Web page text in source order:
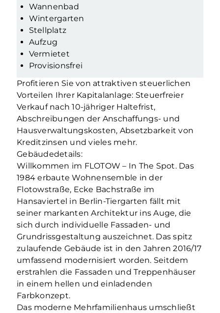
Wannenbad
Wintergarten
Stellplatz
Aufzug
Vermietet
Provisionsfrei
Profitieren Sie von attraktiven steuerlichen
Vorteilen Ihrer Kapitalanlage: Steuerfreier
Verkauf nach 10-jähriger Haltefrist,
Abschreibungen der Anschaffungs- und
Hausverwaltungskosten, Absetzbarkeit von
Kreditzinsen und vieles mehr.
Gebäudedetails:
Willkommen im FLOTOW – In The Spot. Das
1984 erbaute Wohnensemble in der
Flotowstraße, Ecke Bachstraße im
Hansaviertel in Berlin-Tiergarten fällt mit
seiner markanten Architektur ins Auge, die
sich durch individuelle Fassaden- und
Grundrissgestaltung auszeichnet. Das spitz
zulaufende Gebäude ist in den Jahren 2016/17
umfassend modernisiert worden. Seitdem
erstrahlen die Fassaden und Treppenhäuser
in einem hellen und einladenden
Farbkonzept.
Das moderne Mehrfamilienhaus umschließt